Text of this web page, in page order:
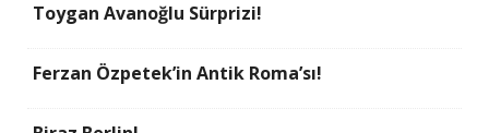
Toygan Avanoğlu Sürprizi!
Ferzan Özpetek’in Antik Roma’sı!